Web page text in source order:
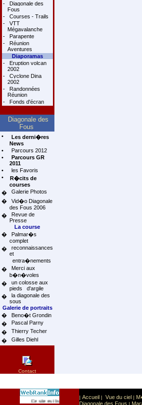
-
Diagonale des
Fous
-
Courses - Trails
-
VTT
Mégavalanche
-
Parapente
-
Réunion
Aventures
Diaporamas
-
Eruption volcan
2002
-
Cyclone Dina
2002
-
Randonnées
Réunion
-
Fonds d'écran
Diagonale des
Fous
•
Les derni�res
News
•
Parcours 2012
•
Parcours GR
2011
•
les Favoris
•
R�cits de
courses
�
Galerie Photos
�
Vid�o Diagonale
des Fous 2006
�
Revue de
Presse
La course
�
Palmar�s
complet
�
reconnaissances
et
entra�nements
�
Merci aux
b�n�voles
�
un colosse aux
pieds d'argile
�
la diagonale des
sous
Galerie de portraits
�
Beno�t Grondin
�
Pascal Parny
�
Thierry Techer
�
Gilles Diehl
Contact
Ce site est list� dans la cat�gorie Sport: Sports
| Accueil | Vue du ciel |
Diagonale des Fous |